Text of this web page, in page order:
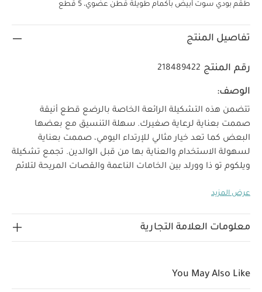
طقم بودي سوت أبيض بأكمام طويلة قطن عضوي، 5 قطع
تفاصيل المنتج
رقم المنتج 218489422
الوصف:
تتضمن هذه التشكيلة الرائعة الخاصة بالرضع قطع أنيقة
صممت بعناية لرعاية صغيرك. سهلة التنسيق مع بعضها
البعض كما تعد خيار مثالي للإرتداء اليومي، صممت بعناية
لسهولة الاستخدام والعناية بها من قبل الوالدين. تجمع تشكيلة
ويلكوم تو ذا وورلد بين الخامات الناعمة والقصات المريحة لتلائم
خمس بودي سوت أبيض بأكمام طويلة كما صنع من القطن
الرضع. يغلق الطقم بأزرار كبس لسهولة الارتداء ويزدان برقعة
تعليمات العناية/الإرشادات:
عرض المزيد
معلومات العلامة التجارية
You May Also Like